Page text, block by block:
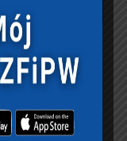
12 13
19